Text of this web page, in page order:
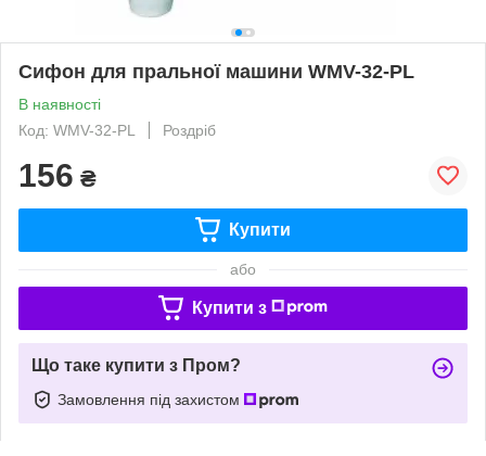
Сифон для пральної машини WMV-32-PL
В наявності
Код: WMV-32-PL
Роздріб
156 ₴
Купити
або
Купити з
Що таке купити з Пром?
Замовлення під захистом